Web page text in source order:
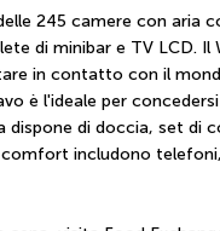
245 camere con aria
di minibar e TV LCD. Il
in contatto con il
è l'ideale per
dispone di doccia, set di
comfort includono